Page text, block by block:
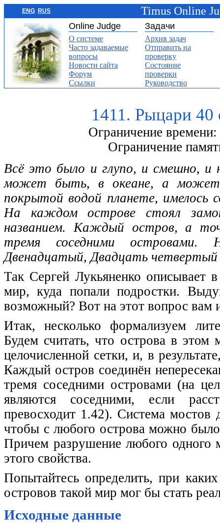
ENG RUS Timus Online
Online Judge Задачи
О системе
Часто задаваемые
вопросы
Новости сайта
Форум
Ссылки
Архив задач
Отправить на
проверку
Состояние
проверки
Руководство
1411. Рыцари 40
Ограничение
Ограничение
Всё это было и глупо, и смешно,
может быть, в океане, а
покрытой водой планете, имелось
На каждом острове стоял
названием. Каждый остров, а
тремя соседними островами.
Двенадцатый, Двадцать
Так Сергей Лукьяненко описывает
мир, куда попали подростки.
возможный? Вот на этот вопрос вам
Итак, несколько формализуем
Будем считать, что острова в этом
целочисленной сетки, и, в
Каждый остров соединён
тремя соседними островами (на
являются соседними, если
превосходит 1.42). Система мостов
чтобы с любого острова можно
Причем разрушение любого одного
этого свойства.
Попытайтесь определить, при
островов такой мир мог бы стать
Исходные данные